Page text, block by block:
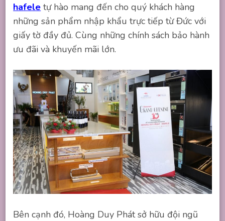
hafele tự hào mang đến cho quý khách hàng
những sản phẩm nhập khẩu trực tiếp từ Đức với
giấy tờ đầy đủ. Cùng những chính sách bảo hành
ưu đãi và khuyến mãi lớn.
Bên cạnh đó, Hoàng Duy Phát sở hữu đội ngũ